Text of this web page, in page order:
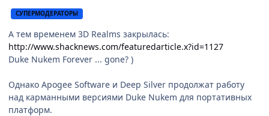
СУПЕРМОДЕРАТОРЫ
А тем временем 3D Realms закрылась:
http://www.shacknews.com/featuredarticle.x?id=1127
Duke Nukem Forever ... gone? )
Однако Apogee Software и Deep Silver продолжат работу
над карманными версиями Duke Nukem для портативных
платформ.